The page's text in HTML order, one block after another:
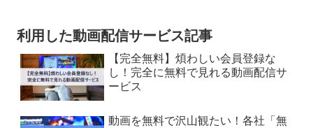
利用した動画配信サービス記事
【完全無料】煩わしい会員登録な
し！完全に無料で見れる動画配信サ
ービス
動画を無料で沢山観たい！各社「無